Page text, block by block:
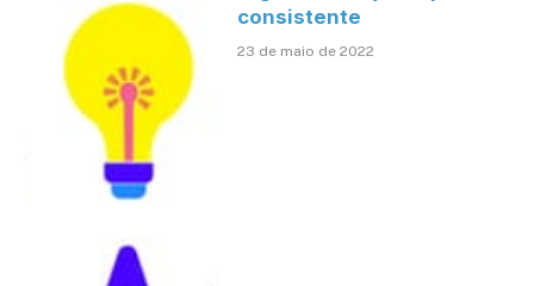
consistente
23 de maio de 2022